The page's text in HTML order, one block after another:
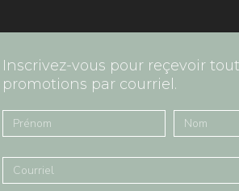
Inscrivez-vous pour reçevoir
promotions par courriel.